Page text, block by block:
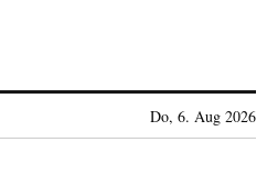
Do, 6. Aug 2026